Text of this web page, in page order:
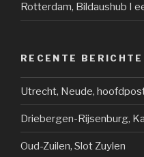
Rotterdam, Bildaushub I
RECENTE
Utrecht, Neude,
Driebergen-Rijsenburg,
Oud-Zuilen, Slot Zuylen